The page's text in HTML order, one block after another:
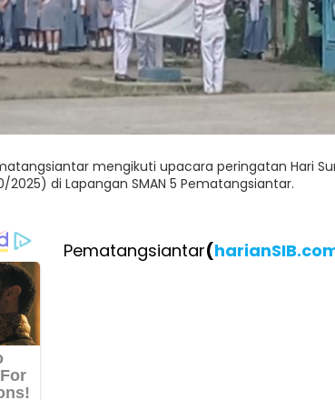
mengikuti upacara peringatan Hari
2025) di Lapangan SMAN 5 Pematangsiantar.
Pematangsiantar(